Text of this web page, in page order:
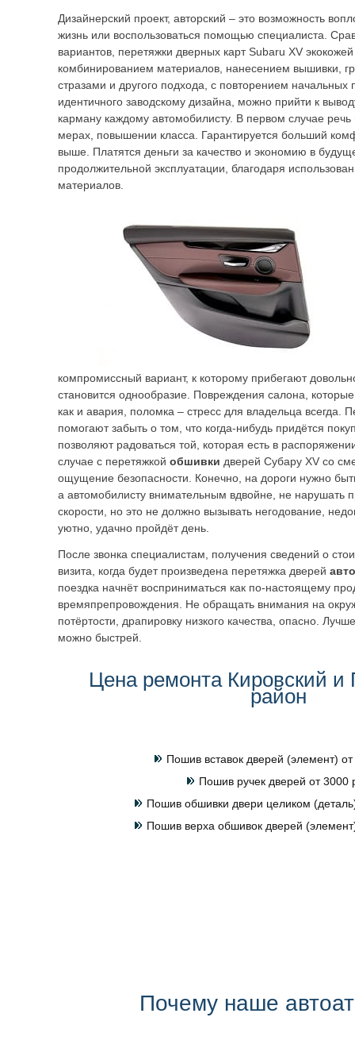
Дизайнерский проект, авторский – это возможность
жизнь или воспользоваться помощью специалиста.
вариантов, перетяжки дверных карт Subaru XV
комбинированием материалов, нанесением вышивки,
стразами и другого подхода, с повторением начальных
идентичного заводскому дизайна, можно прийти к
карману каждому автомобилисту. В первом случае
мерах, повышении класса. Гарантируется больший
выше. Платятся деньги за качество и экономию в
продолжительной эксплуатации, благодаря
материалов.
компромиссный вариант, к которому прибегают
становится однообразие. Повреждения салона,
как и авария, поломка – стресс для владельца всегда.
помогают забыть о том, что когда-нибудь придётся
позволяют радоваться той, которая есть в
случае с перетяжкой обшивки дверей Субару XV со
ощущение безопасности. Конечно, на дороги нужно
а автомобилисту внимательным вдвойне, не нарушать
скорости, но это не должно вызывать негодование,
уютно, удачно пройдёт день.
После звонка специалистам, получения сведений о
визита, когда будет произведена перетяжка дверей
поездка начнёт восприниматься как по-настоящему
времяпрепровождения. Не обращать внимания на
потёртости, драпировку низкого качества, опасно.
можно быстрей.
Цена ремонта Кировский и
район
Пошив вставок дверей (элемент)
Пошив ручек дверей от 3000
Пошив обшивки двери целиком
Пошив верха обшивок дверей
Почему наше